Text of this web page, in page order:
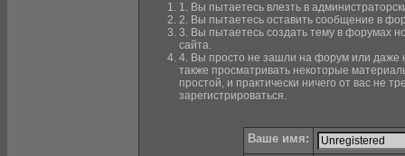
1. Вы пытаетесь влезть в
2. Вы пытаетесь оставить сообщение в
3. Вы пытаетесь создать тему в форумах
сайта.
4. Вы просто не зашли на форум или даже
также просматривать некоторые
простой, и практически ничего от вас не
зарегистрироваться.
Ваше имя: